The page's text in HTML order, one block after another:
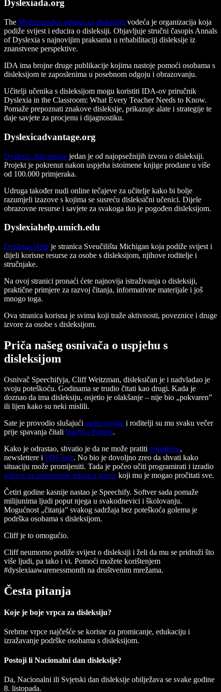
Dyslexiada.org
The Međunarodna udruga za disleksiju vodeća je organizacija koja
podiže svijest i educira o disleksiji. Objavljuje stručni časopis Annals
of Dyslexia s najnovijim praksama u rehabilitaciji disleksije iz
znanstvene perspektive.
IDA ima brojne druge publikacije kojima nastoje pomoći osobama s
disleksijom te zaposlenima u posebnom odgoju i obrazovanju.
Učitelji učenika s disleksijom mogu koristiti IDA-ov priručnik
Dyslexia in the Classroom: What Every Teacher Needs to Know.
Pomaže prepoznati znakove disleksije, prikazuje alate i strategije te
daje savjete za procjenu i dijagnostiku.
Dyslexicadvantage.org
Dyslexic Advantage jedan je od najopsežnijih izvora o disleksiji.
Projekt je pokrenut nakon uspjeha istoimene knjige prodane u više
od 100.000 primjeraka.
Udruga također nudi online tečajeve za učitelje kako bi bolje
razumjeli izazove s kojima se susreću disleksični učenici. Dijele
obrazovne resurse i savjete za svakoga tko je pogođen disleksijom.
Dyslexiahelp.umich.edu
Dyslexia Help je stranica Sveučilišta Michigan koja podiže svijest i
dijeli korisne resurse za osobe s disleksijom, njihove roditelje i
stručnjake.
Na ovoj stranici pronaći ćete najnovija istraživanja o disleksiji,
praktične primjere za razvoj čitanja, informativne materijale i još
mnogo toga.
Ova stranica korisna je svima koji traže aktivnosti, poveznice i druge
izvore za osobe s disleksijom.
Priča našeg osnivača o uspjehu s
disleksijom
Osnivač Speechifyja, Cliff Weitzman, disleksičan je i nadvladao je
svoju poteškoću. Godinama se trudio čitati kao drugi. Kada je
doznao da ima disleksiju, osjetio je olakšanje – nije bio „pokvaren”
ili lijen kako su neki mislili.
Sate je provodio slušajući audio knjige i roditelji su mu svaku večer
prije spavanja čitali Harryja Pottera.
Kako je odrastao, shvatio je da ne može pratiti e-mailove,
newslettere i PDF-ove. No bio je dovoljno zreo da shvati kako
situaciju može promijeniti. Tada je počeo učiti programirati i izradio
softver za pretvaranje teksta u govorkoji mu je mogao pročitati sve.
Četiri godine kasnije nastao je Speechify. Softver sada pomaže
milijunima ljudi poput njega u svakodnevici i školovanju.
Mogućnost „čitanja” svakog sadržaja bez poteškoća golema je
podrška osobama s disleksijom.
Cliff je to omogućio.
Cliff neumorno podiže svijest o disleksiji i želi da mu se pridruži što
više ljudi, pa tako i vi. Pomoći možete korištenjem
#dyslexiaawarenessmonth na društvenim mrežama.
Česta pitanja
Koje je boje vrpca za disleksiju?
Srebrne vrpce najčešće se koriste za promicanje, edukaciju i
izražavanje podrške osobama s disleksijom.
Postoji li Nacionalni dan disleksije?
Da, Nacionalni ili Svjetski dan disleksije obilježava se svake godine
8. listopada.